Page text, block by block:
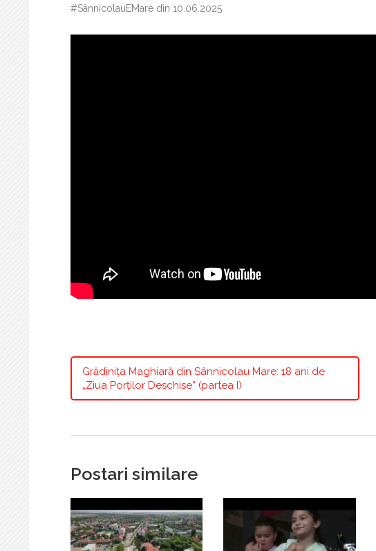
#SânnicolauEMare din 10.06.2025
Grădinița Maghiară din Sânnicolau Mare: 18 ani de
„Ziua Porților Deschise” (partea I)
Postari similare